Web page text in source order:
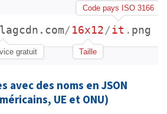
gratuit
/16x12
Taille
/it
Code pays ISO 3166
. png
avec des noms en JSON
UE et ONU)